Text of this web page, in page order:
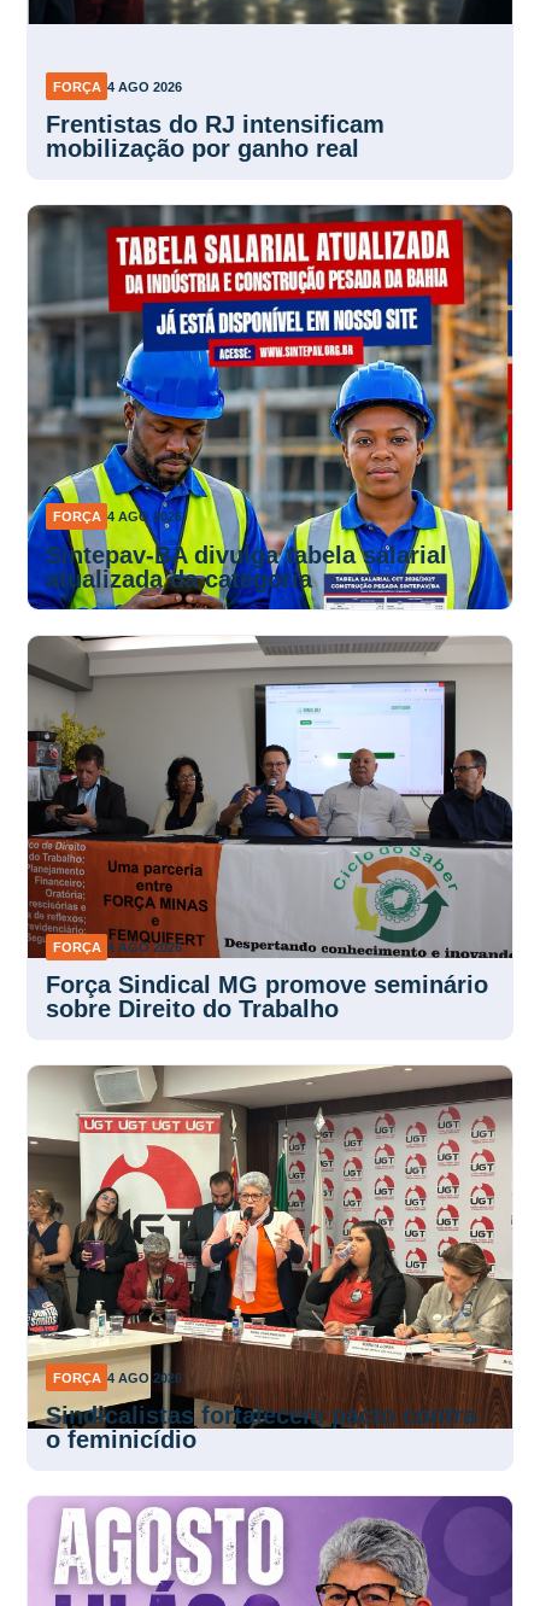
FORÇA 4 AGO 2026
Frentistas do RJ intensificam
mobilização por ganho real
FORÇA 4 AGO 2026
Sintepav-BA divulga tabela salarial
atualizada da categoria
FORÇA 4 AGO 2026
Força Sindical MG promove seminário
sobre Direito do Trabalho
FORÇA 4 AGO 2026
Sindicalistas fortalecem pacto contra
o feminicídio